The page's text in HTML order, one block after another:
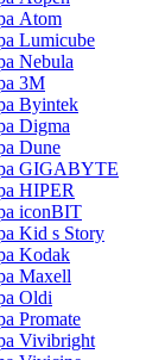
Atom
Lumicube
Nebula
3M
Byintek
Digma
Dune
GIGABYTE
HIPER
iconBIT
Kid s Story
Kodak
Maxell
Oldi
Promate
Vivibright